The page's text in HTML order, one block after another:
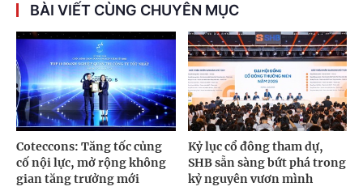
BÀI VIẾT CÙNG CHUYÊN MỤC
Coteccons: Tăng tốc củng
cố nội lực, mở rộng không
gian tăng trưởng mới
Kỷ lục cổ đông tham dự,
SHB sẵn sàng bứt phá trong
kỷ nguyên vươn mình